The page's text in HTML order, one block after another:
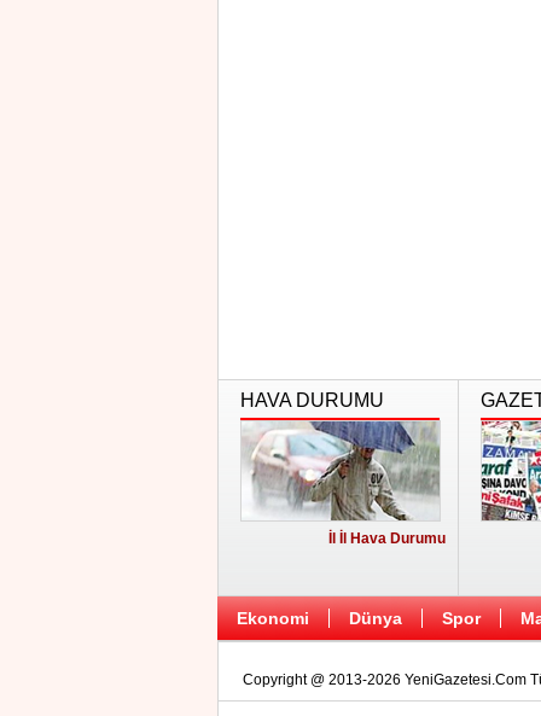
HAVA DURUMU
İl İl Hava Durumu
Ekonomi Dünya Spor
Copyright @ 2013-2026 YeniGazetesi.Com